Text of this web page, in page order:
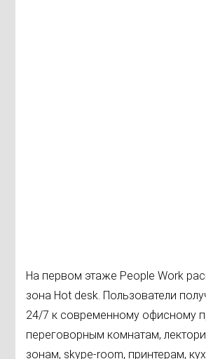
На первом этаже People Work
зона Hot desk. Пользователи
24/7 к современному офисному
переговорным комнатам,
зонам, skype-room, принтерам,